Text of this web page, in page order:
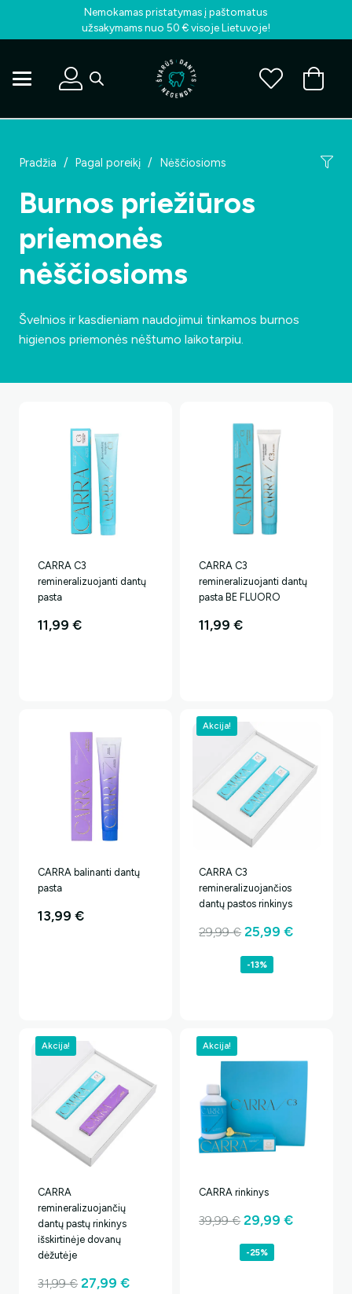
Nemokamas pristatymas į paštomatus
užsakymams nuo 50 € visoje Lietuvoje!
Pradžia / Pagal poreikį / Nėščiosioms
Burnos priežiūros
priemonės
nėščiosioms
Švelnios ir kasdieniam naudojimui tinkamos burnos
higienos priemonės nėštumo laikotarpiu.
CARRA C3
remineralizuojanti dantų
pasta
11,99€
CARRA C3
remineralizuojanti dantų
pasta BE FLUORO
11,99€
CARRA balinanti dantų
pasta
13,99€
Akcija!
CARRA C3
remineralizuojančios
dantų pastos rinkinys
29,99€ Original
price
was:
25,99€Current
-13%
Akcija!
CARRA
remineralizuojančių
dantų pastų rinkinys
išskirtinėje dovanų
dėžutėje
31,99€ Original
27,99€Current
Akcija!
CARRA rinkinys
39,99€ Original
price
was:
29,99€Current
-25%